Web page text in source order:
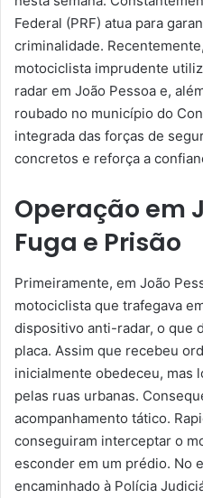
Federal (PRF) atua para
criminalidade.
motociclista imprudente
radar em João Pessoa e,
roubado no município do
integrada das forças de
concretos e reforça a
Operação em
Fuga e Prisão
Primeiramente, em João
motociclista que trafegava
dispositivo anti-radar, o que
placa. Assim que recebeu
inicialmente obedeceu, mas
pelas ruas urbanas.
acompanhamento tático.
conseguiram interceptar o
esconder em um prédio. No
encaminhado à Polícia